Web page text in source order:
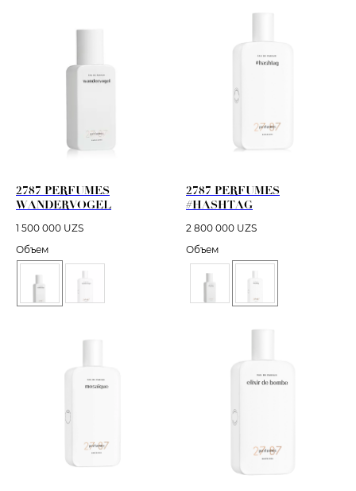
2787 PERFUMES
WANDERVOGEL
1 500 000 UZS
Объем
2787 PERFUMES
#HASHTAG
2 800 000 UZS
Объем